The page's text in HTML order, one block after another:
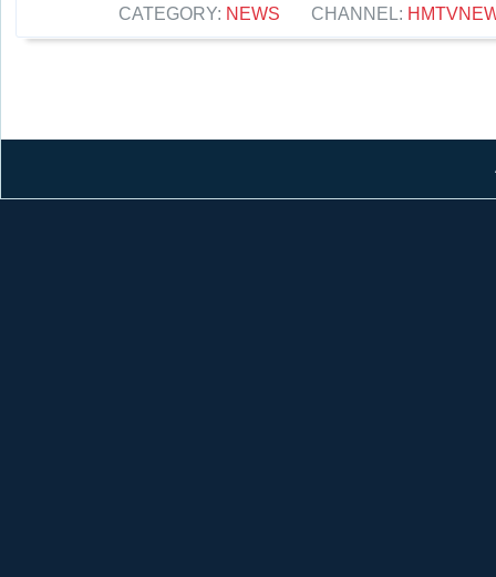
CATEGORY: NEWS CHANNEL: